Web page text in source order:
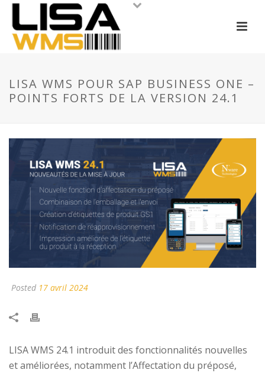
LISA WMS POUR SAP BUSINESS ONE –
POINTS FORTS DE LA VERSION 24.1
Posted 17 avril 2024
LISA WMS 24.1 introduit des fonctionnalités nouvelles
et améliorées, notamment l’Affectation du préposé,